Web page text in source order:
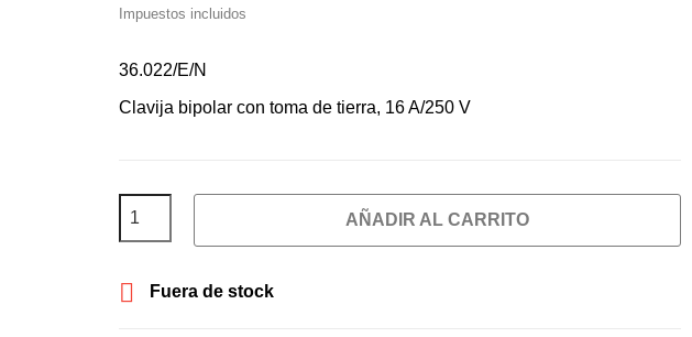
Impuestos incluidos
36.022/E/N
Clavija bipolar con toma de tierra, 16 A/250 V
AÑADIR AL CARRITO
 Fuera de stock